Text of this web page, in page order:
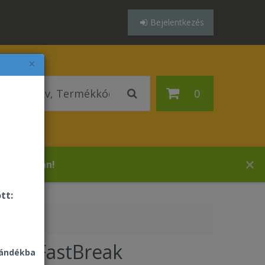
×
Bejelentkezés
0
FastBreak